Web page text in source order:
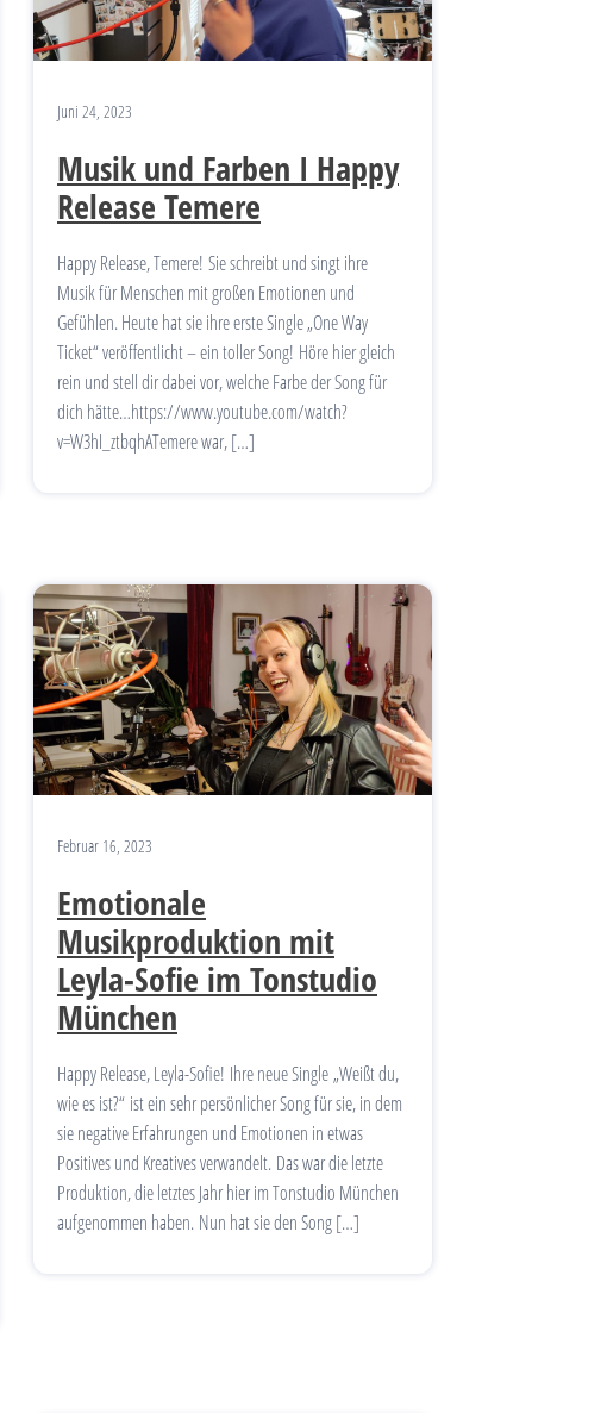
Juni 24, 2023
Musik und Farben I Happy
Release Temere
Happy Release, Temere! Sie schreibt und singt ihre
Musik für Menschen mit großen Emotionen und
Gefühlen. Heute hat sie ihre erste Single „One Way
Ticket“ veröffentlicht – ein toller Song! Höre hier gleich
rein und stell dir dabei vor, welche Farbe der Song für
dich hätte…https://www.youtube.com/watch?
v=W3hI_ztbqhATemere war, […]
Februar 16, 2023
Emotionale
Musikproduktion mit
Leyla-Sofie im Tonstudio
München
Happy Release, Leyla-Sofie! Ihre neue Single „Weißt du,
wie es ist?“ ist ein sehr persönlicher Song für sie, in dem
sie negative Erfahrungen und Emotionen in etwas
Positives und Kreatives verwandelt. Das war die letzte
Produktion, die letztes Jahr hier im Tonstudio München
aufgenommen haben. Nun hat sie den Song […]